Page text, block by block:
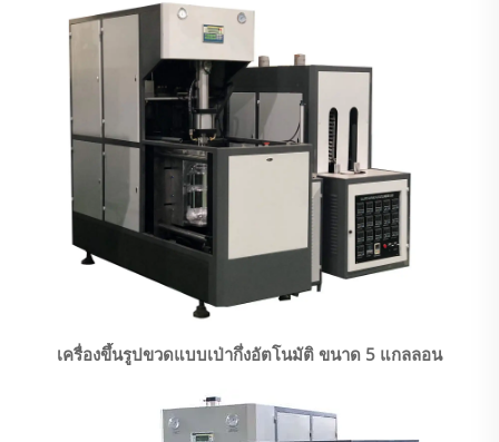
เครื่องขึ้นรูปขวดแบบเป่ากึ่งอัตโนมัติ ขนาด 5 แกลลอน